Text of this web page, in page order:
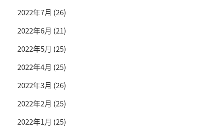
2022年7月 (26)
2022年6月 (21)
2022年5月 (25)
2022年4月 (25)
2022年3月 (26)
2022年2月 (25)
2022年1月 (25)